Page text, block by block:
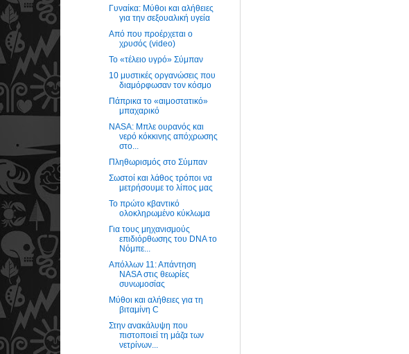
Γυναίκα: Μύθοι και αλήθειες
για την σεξουαλική υγεία
Από που προέρχεται ο
χρυσός (video)
Το «τέλειο υγρό» Σύμπαν
10 μυστικές οργανώσεις που
διαμόρφωσαν τον κόσμο
Πάπρικα το «αιμοστατικό»
μπαχαρικό
NASA: Μπλε ουρανός και
νερό κόκκινης απόχρωσης
στο...
Πληθωρισμός στο Σύμπαν
Σωστοί και λάθος τρόποι να
μετρήσουμε το λίπος μας
Το πρώτο κβαντικό
ολοκληρωμένο κύκλωμα
Για τους μηχανισμούς
επιδιόρθωσης του DNA το
Νόμπε...
Απόλλων 11: Απάντηση
NASA στις θεωρίες
συνωμοσίας
Μύθοι και αλήθειες για τη
βιταμίνη C
Στην ανακάλυψη που
πιστοποιεί τη μάζα των
νετρίνων...